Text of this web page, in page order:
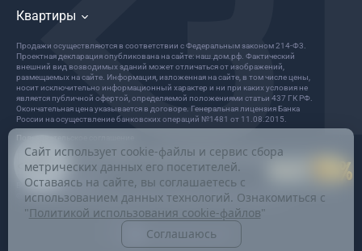
Продажи осуществляются в соответствии с Федеральным законом 214-Ф3.
Проектная декларация опубликована на сайте: наш.дом.рф. Фактический
внешний вид возводимых зданий может отличаться от изображений,
размещаемых на сайте. Информация, изложенная на сайте, в том числе цены,
носит исключительно информационный характер и ни при каких условия не
является публичной офертой, определяемой положениями статьи 437 ГК РФ.
Окончательная цена указывается в договоре. Генеральная лицензия Банка
России на осуществление банковских операций №1481 от 11.08.2015.
Пользовательское соглашение
Политика в отношении обработки и защиты персональных данных
ООО «Девелопер Весна»
Все права защищены
© 2022 Информация на данном сайте не является публичной офертой.
Квартиры
Сайт использует cookie-файлы и сервис сбора
метрических данных его посетителей.
Оставаясь на сайте, вы соглашаетесь с
использованием данных технологий. Ознакомиться с
"Политикой использования cookie-файлов"
Соглашаюсь